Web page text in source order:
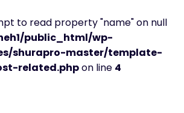
to read property "name" on null
public_html/wp-
shurapro-master/template-
related.phpon line 4